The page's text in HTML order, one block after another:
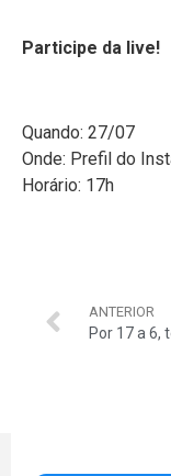
Participe da live!
Quando: 27/07
Onde: Prefil do
Horário: 17h
ANTERIOR